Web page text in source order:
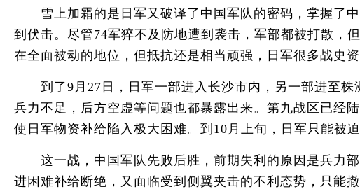
雪上加霜的是日军又破译了中国军队的密码，掌握了中
到伏击。尽管74军猝不及防地遭到袭击，军部都被打散，
在全面被动的地位，但抵抗还是相当顽强，日军很多战史
到了9月27日，日军一部进入长沙市内，另一部进至株
兵力不足，后方空虚等问题也都暴露出来。第九战区已经
使日军物资补给陷入极大困难。到10月上旬，日军只能被
这一战，中国军队先败后胜，前期失利的原因是兵力部
进困难补给断绝，又面临受到侧翼夹击的不利态势，只能撤